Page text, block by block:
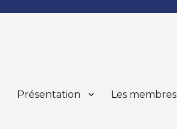
Présentation Les membres